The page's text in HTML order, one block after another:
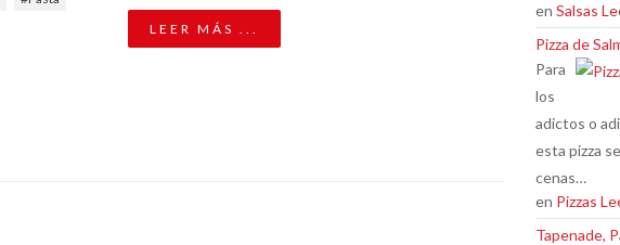
LEER MÁS ...
enSalsas
Pizza de
Para
los
adictos o
esta pizza
cenas…
en Pizzas
Tapenade,